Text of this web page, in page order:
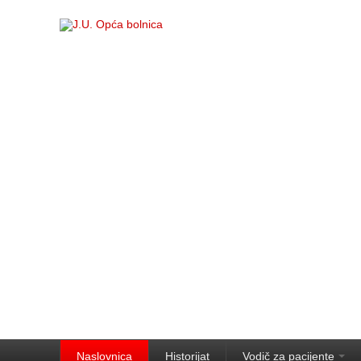
Naslovnica Historijat Vodič za pacijente